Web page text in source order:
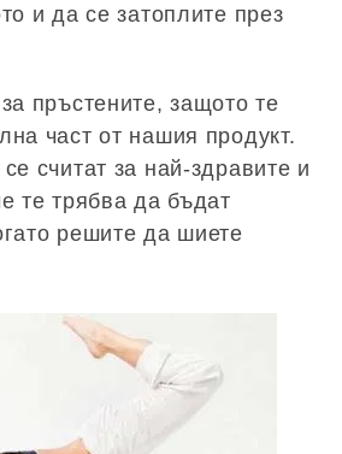
и да се затоплите през
пръстените, защото те
част от нашия продукт.
считат за най-здравите и
те трябва да бъдат
решите да шиете